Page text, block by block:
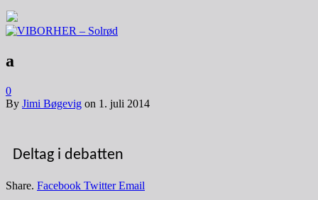
a
0
By Jimi Bøgevig on 1. juli 2014
Deltag i debatten
Share. Facebook Twitter Email